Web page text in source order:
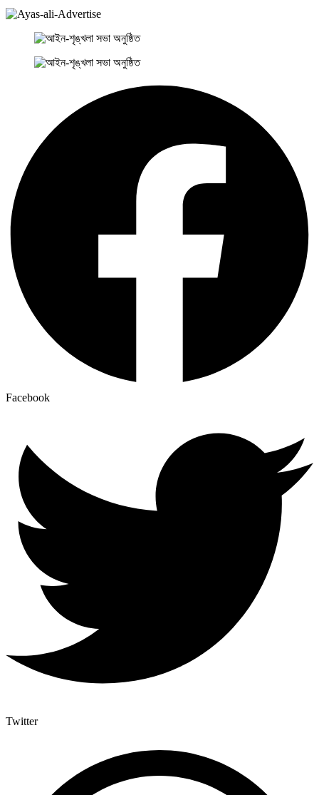
Facebook
Twitter